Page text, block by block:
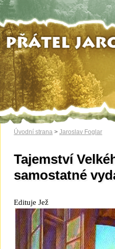
Úvodní strana > Jaroslav Foglar
Tajemství
samostatné
Edituje Jež